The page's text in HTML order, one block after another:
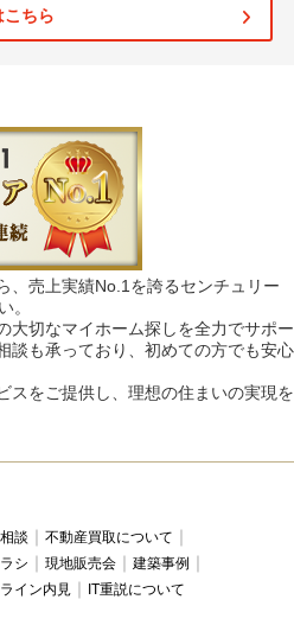
ちら
、売上実績No.1を誇るセンチュリー
。
大切なマイホーム探しを全力でサポー
談も承っており、初めての方でも安心
スをご提供し、理想の住まいの実現を
談
不動産買取について
シ 現地販売会
建築事例
イン内見 IT重説について